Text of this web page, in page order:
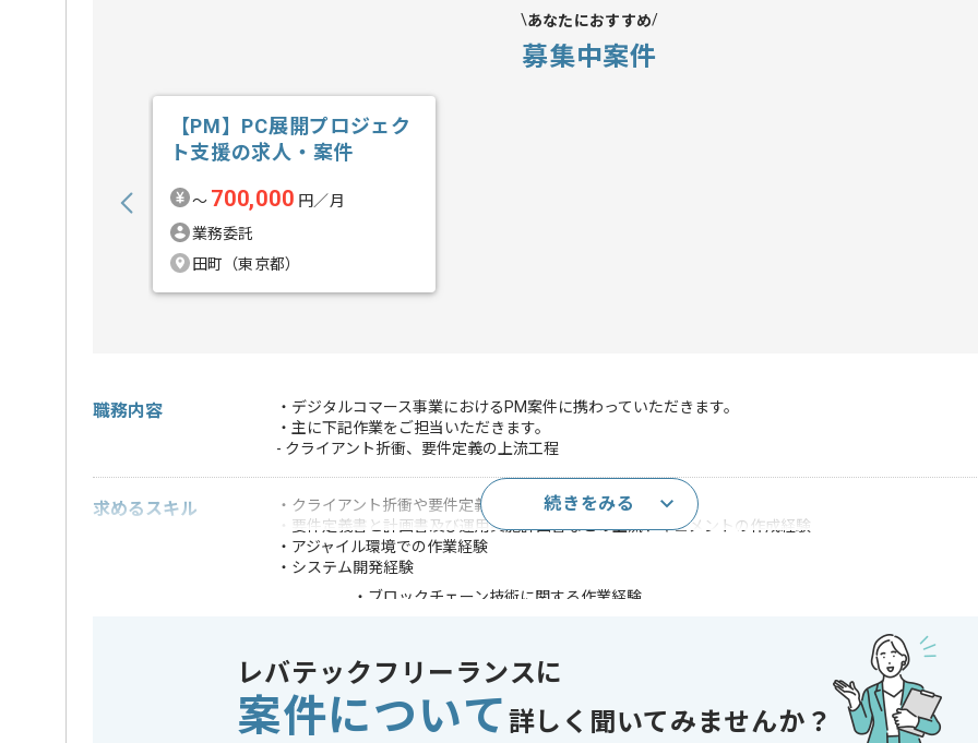
あなたにおすすめ
募集中案件
【PM】PC展開プロジェク
ト支援の求人・案件
〜 700,000 円／月
業務委託
田町（東京都）
職務内容
・デジタルコマース事業におけるPM案件に携わっていただきます。
・主に下記作業をご担当いただきます。
- クライアント折衝、要件定義の上流工程
求めるスキル
・クライアント折衝や要件定義周りを含むPM経験(3年以上)
・要件定義書と計画書及び運用実施計画書などの上流ドキュメントの作成経験
・アジャイル環境での作業経験
・システム開発経験
・ブロックチェーン技術に関する作業経験
・オープン言語を用いた開発経験
※上記に似た経験やスキルをお持ちであれば申し込み可能なケースもございます！まずはお気軽にご相談ください！
続きをみる
レバテックフリーランスに
案件について 詳しく聞いてみませんか？